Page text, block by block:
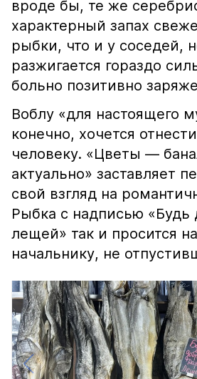
вроде бы, те же
характерный запах
рыбки, что и у соседей,
разжигается гораздо
больно позитивно
Воблу «для настоящего
конечно, хочется
человеку. «Цветы —
актуально» заставляет
свой взгляд на
Рыбка с надписью «Будь
лещей» так и просится
начальнику, не